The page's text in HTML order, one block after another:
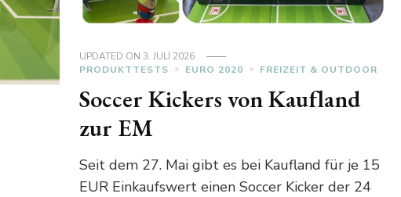
UPDATED ON 3. JULI 2026
PRODUKTTESTS
EURO 2020 FREIZEIT & OUTDOOR
Soccer Kickers von Kaufland
zur EM
Seit dem 27. Mai gibt es bei Kaufland für je 15
EUR Einkaufswert einen Soccer Kicker der 24